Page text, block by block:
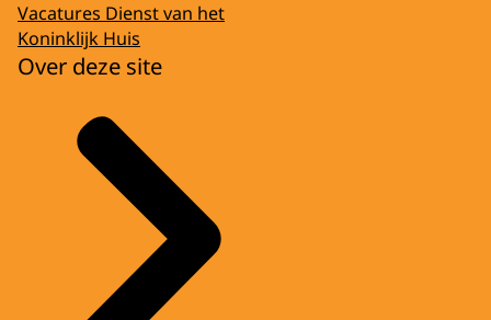
Vacatures Dienst van het
Koninklijk Huis
Over deze site